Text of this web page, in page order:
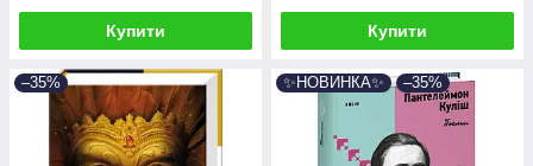
Купити Купити
–35% ✨НОВИНКА✨ –35%